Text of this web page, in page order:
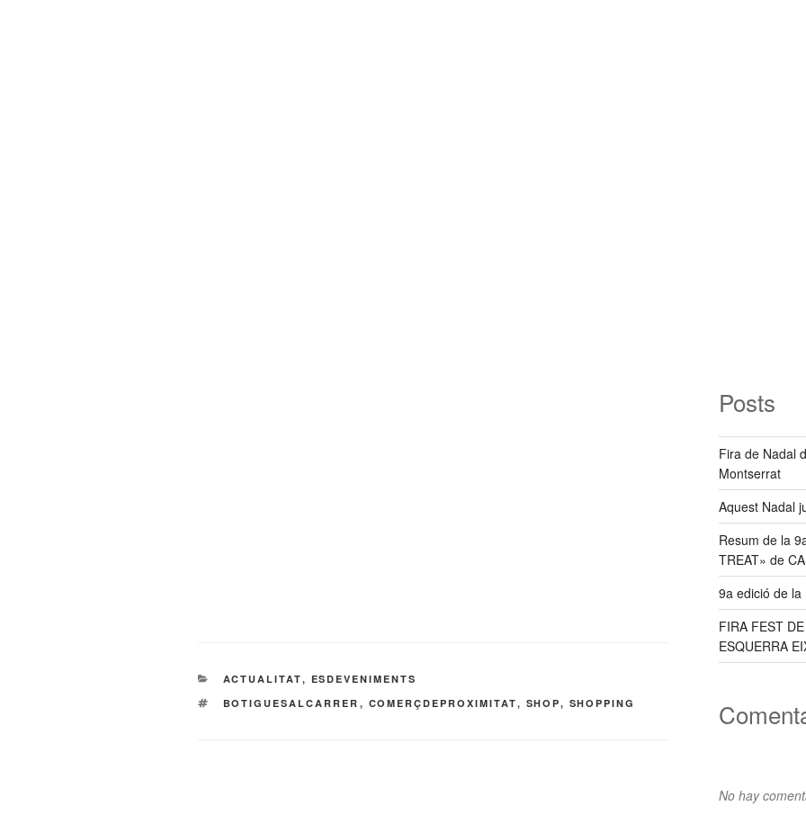
CATEGORÍAS
ACTUALITAT, ESDEVENIMENTS
ETIQUETAS
BOTIGUESALCARRER , COMERÇDEPROXIMITAT, SHOP, SHOPPING
Posts
Fira de Nadal
Montserrat
Aquest Nadal
Resum de la
TREAT» de
9a edició de la
FIRA FEST
ESQUERRA
No hay